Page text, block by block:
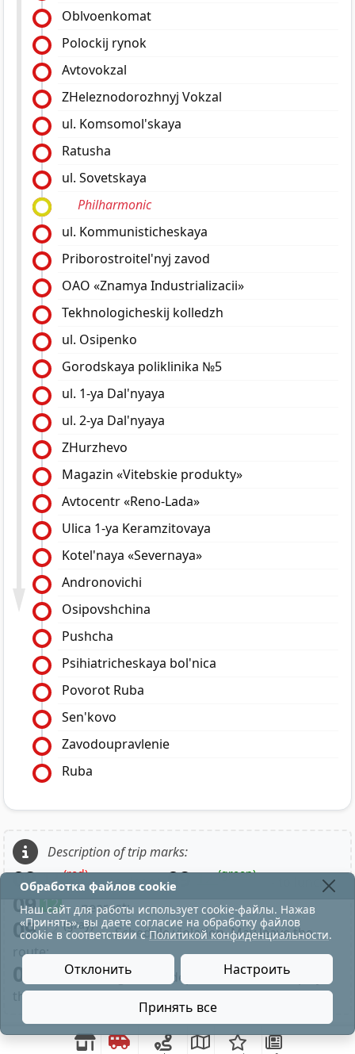
Oblvoenkomat
Polockij rynok
Avtovokzal
ZHeleznodorozhnyj Vokzal
ul. Komsomol'skaya
Ratusha
ul. Sovetskaya
Philharmonic
ul. Kommunisticheskaya
Priborostroitel'nyj zavod
OAO «Znamya Industrializacii»
Tekhnologicheskij kolledzh
ul. Osipenko
Gorodskaya poliklinika №5
ul. 1-ya Dal'nyaya
ul. 2-ya Dal'nyaya
ZHurzhevo
Magazin «Vitebskie produkty»
Avtocentr «Reno-Lada»
Ulica 1-ya Keramzitovaya
Kotel'naya «Severnaya»
Andronovichi
Osipovshchina
Pushcha
Psihiatricheskaya bol'nica
Povorot Ruba
Sen'kovo
Zavodoupravlenie
Ruba
Description of trip marks:
09 12(red) - to depot;09 12(green) - to lunch;
09 12 - nearest;
09 12(gray)
- Schedule violation. May leave the
route;
09
- Clicking on the departure minute displays
the time along the route trip;
Обработка файлов cookie
Наш сайт для работы использует cookie-файлы. Нажав
«Принять», вы даете согласие на обработку файлов
cookie в соответствии с Политикой конфиденциальности.
Отклонить Настроить
Принять все